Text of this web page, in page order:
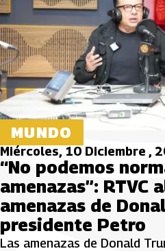
MUNDO
Miércoles, 10 Diciembre ,
“No podemos
amenazas”: RTVC
amenazas de
presidente Petro
Las amenazas de Donald